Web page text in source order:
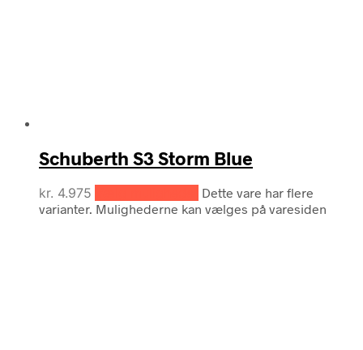
Schuberth S3 Storm Blue
kr. 4.975
Dette vare har flere
varianter. Mulighederne kan vælges på varesiden